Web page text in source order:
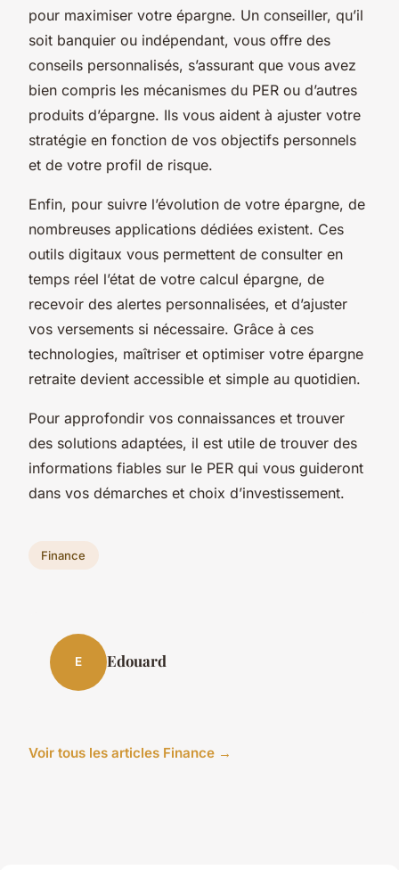
pour maximiser votre épargne. Un conseiller, qu’il
soit banquier ou indépendant, vous offre des
conseils personnalisés, s’assurant que vous avez
bien compris les mécanismes du PER ou d’autres
produits d’épargne. Ils vous aident à ajuster votre
stratégie en fonction de vos objectifs personnels
et de votre profil de risque.
Enfin, pour suivre l’évolution de votre épargne, de
nombreuses applications dédiées existent. Ces
outils digitaux vous permettent de consulter en
temps réel l’état de votre calcul épargne, de
recevoir des alertes personnalisées, et d’ajuster
vos versements si nécessaire. Grâce à ces
technologies, maîtriser et optimiser votre épargne
retraite devient accessible et simple au quotidien.
Pour approfondir vos connaissances et trouver
des solutions adaptées, il est utile de trouver des
informations fiables sur le PER qui vous guideront
dans vos démarches et choix d’investissement.
Finance
E Edouard
Voir tous les articles Finance →